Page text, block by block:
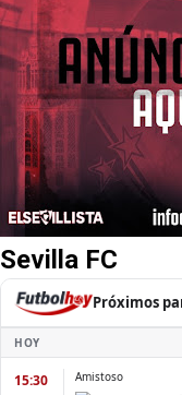
Sevilla FC